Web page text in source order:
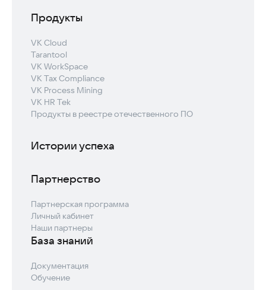
Продукты
VK Cloud
Tarantool
VK WorkSpace
VK Tax Compliance
VK Process Mining
VK HR Tek
Продукты в реестре отечественного ПО
Истории успеха
Партнерство
Партнерская программа
Личный кабинет
Наши партнеры
База знаний
Документация
Обучение